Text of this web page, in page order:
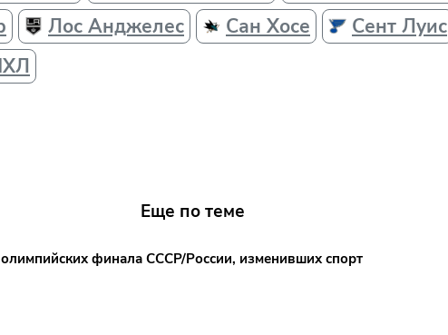
Лос Анджелес Сан Хосе
Сент Луис
Еще по теме
финала СССР/России, изменивших спорт